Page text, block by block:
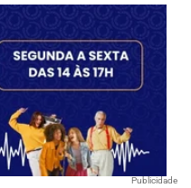
Publicidade